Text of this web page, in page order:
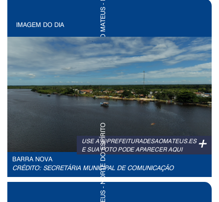
IMAGEM DO DIA
+
USE A @PREFEITURADESAOMATEUS.ES
E SUA FOTO PODE APARECER AQUI
BARRA NOVA
CRÉDITO: SECRETÁRIA MUNICIPAL DE COMUNICAÇÃO